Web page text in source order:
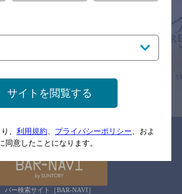
ニューや営業時間などの掲載情報については、
認の上ご来店くださいますようお願い申し上げま
す。
関連リンク
バー検索サイト［BAR-NAVI］
サイトを閲覧する
、 利用規約 プライバシーポリシー 、およ
同意したことになります。